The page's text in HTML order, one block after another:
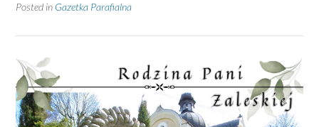
Posted in Gazetka Parafialna